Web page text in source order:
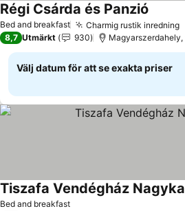
Bed and breakfast Charmig rustik inredning
Régi Csárda és Panzió
8,7 Utmärkt 930
Välj datum för att se exakta priser
Bed and breakfast
Tiszafa Vendégház